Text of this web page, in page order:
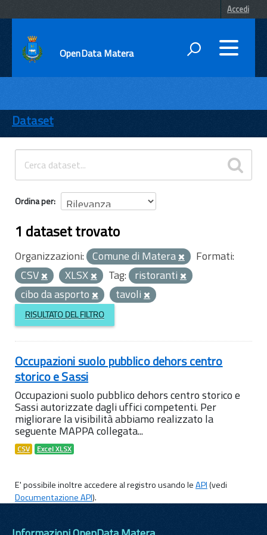
Accedi
OpenData Matera
ENTI
TEMI
INFORMAZIONI
Dataset
Ordina per
1 dataset trovato
Organizzazioni: Comune di Matera
Formati:
CSV
XLSX Tag: ristoranti
cibo da asporto
tavoli
RISULTATO DEL FILTRO
Occupazioni suolo pubblico dehors centro
storico e Sassi
Occupazioni suolo pubblico dehors centro storico e
Sassi autorizzate dagli uffici competenti. Per
migliorare la visibilità abbiamo realizzato la
seguente MAPPA collegata...
CSV Excel XLSX
E' possibile inoltre accedere al registro usando leAPI(vedi
Documentazione API).